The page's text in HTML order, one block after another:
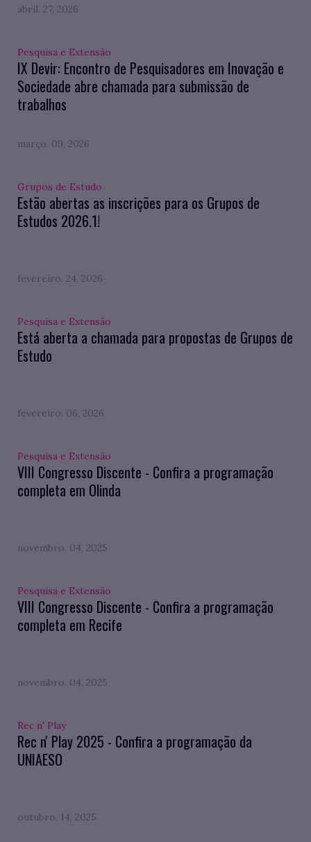
abril. 27, 2026
Pesquisa e Extensão
IX Devir: Encontro de Pesquisadores em Inovação e
Sociedade abre chamada para submissão de
trabalhos
março. 09, 2026
Grupos de Estudo
Estão abertas as inscrições para os Grupos de
Estudos 2026.1!
fevereiro. 24, 2026
Pesquisa e Extensão
Está aberta a chamada para propostas de Grupos de
Estudo
fevereiro. 06, 2026
Pesquisa e Extensão
VIII Congresso Discente - Confira a programação
completa em Olinda
novembro. 04, 2025
Pesquisa e Extensão
VIII Congresso Discente - Confira a programação
completa em Recife
novembro. 04, 2025
Rec n' Play
Rec n' Play 2025 - Confira a programação da
UNIAESO
outubro. 14, 2025